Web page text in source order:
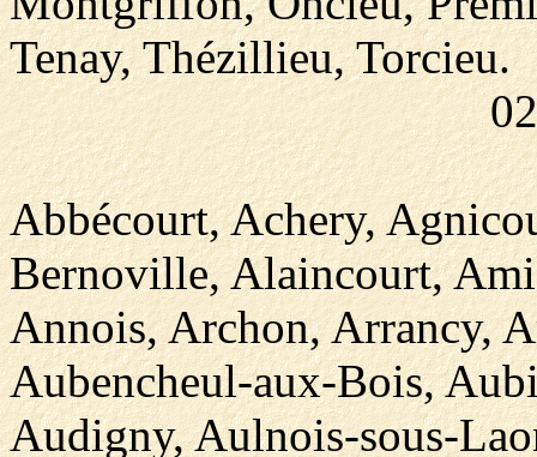
Tenay, Thézillieu, Torcieu.
Abbécourt, Achery,
Bernoville, Alaincourt,
Annois, Archon, Arrancy,
Aubencheul-aux-Bois,
Audigny, Aulnois-sous-